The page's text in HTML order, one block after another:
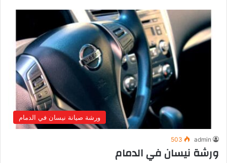
ورشة صيانة نيسان في الدمام
admin
503
ورشة نيسان في الدمام